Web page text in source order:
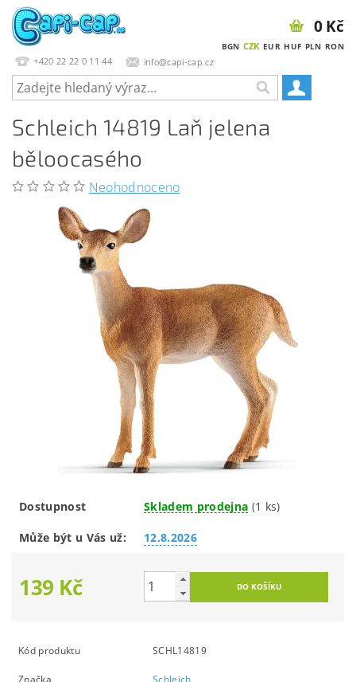
+420 22 22 0 11 44 info@capi-cap.cz
BGN CZK EUR HUF PLN RON
0 Kč
Schleich 14819 Laň jelena
běloocasého
Neohodnoceno
Dostupnost Skladem prodejna (1 ks)
Může být u Vás už: 12.8.2026
139 Kč
Kód produktu SCHL14819
Značka Schleich